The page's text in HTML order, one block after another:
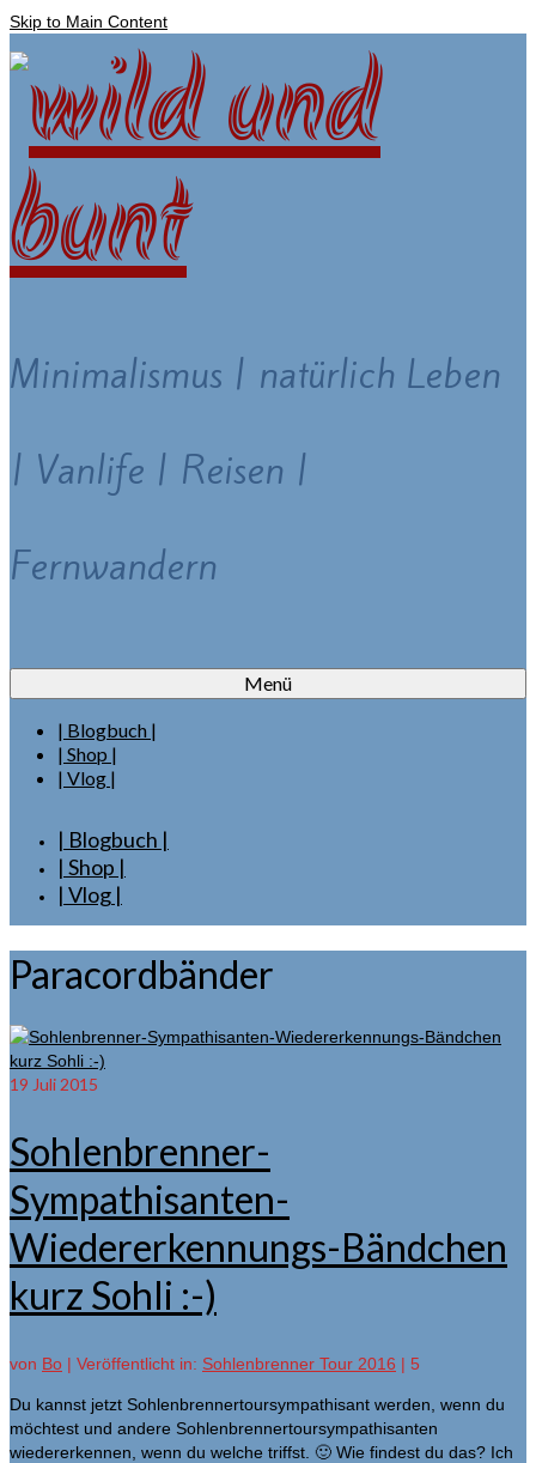
Skip to Main Content
Minimalismus | natürlich Leben
| Vanlife | Reisen |
Fernwandern
Menü
| Blogbuch |
| Shop |
| Vlog |
| Blogbuch |
| Shop |
| Vlog |
Paracordbänder
19 Juli 2015
Sohlenbrenner-
Sympathisanten-
Wiedererkennungs-Bändchen
kurz Sohli :-)
von Bo | Veröffentlicht in: Sohlenbrenner Tour 2016 | 5
Du kannst jetzt Sohlenbrennertoursympathisant werden, wenn du
möchtest und andere Sohlenbrennertoursympathisanten
wiedererkennen, wenn du welche triffst. 🙂 Wie findest du das? Ich